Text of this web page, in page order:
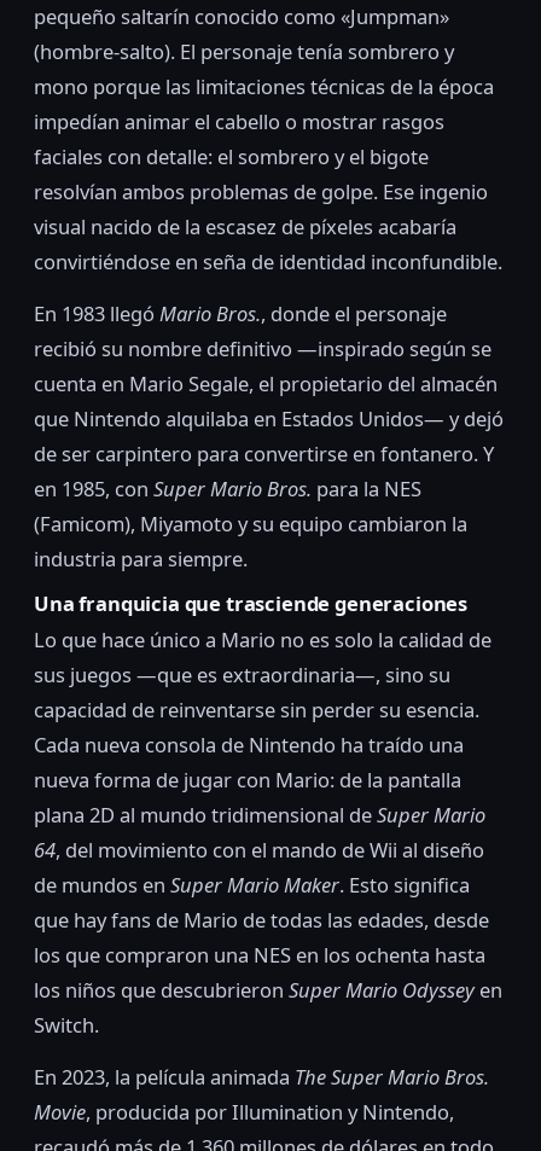
pequeño saltarín conocido como «Jumpman»
(hombre-salto). El personaje tenía sombrero y
mono porque las limitaciones técnicas de la época
impedían animar el cabello o mostrar rasgos
faciales con detalle: el sombrero y el bigote
resolvían ambos problemas de golpe. Ese ingenio
visual nacido de la escasez de píxeles acabaría
convirtiéndose en seña de identidad inconfundible.
En 1983 llegó Mario Bros., donde el personaje
recibió su nombre definitivo —inspirado según se
cuenta en Mario Segale, el propietario del almacén
que Nintendo alquilaba en Estados Unidos— y dejó
de ser carpintero para convertirse en fontanero. Y
en 1985, con Super Mario Bros. para la NES
(Famicom), Miyamoto y su equipo cambiaron la
industria para siempre.
Una franquicia que trasciende generaciones
Lo que hace único a Mario no es solo la calidad de
sus juegos —que es extraordinaria—, sino su
capacidad de reinventarse sin perder su esencia.
Cada nueva consola de Nintendo ha traído una
nueva forma de jugar con Mario: de la pantalla
plana 2D al mundo tridimensional deSuper Mario
64, del movimiento con el mando de Wii al diseño
de mundos en Super Mario Maker. Esto significa
que hay fans de Mario de todas las edades, desde
los que compraron una NES en los ochenta hasta
los niños que descubrieron Super Mario Odysseyen
Switch.
En 2023, la película animada The Super Mario Bros.
Movie, producida por Illumination y Nintendo,